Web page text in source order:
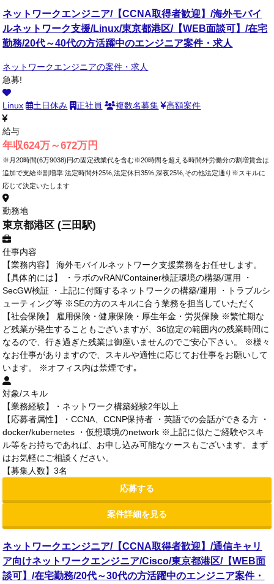
ネットワークエンジニア/【CCNA取得者歓迎】/海外モバイ
ルネットワーク支援/Linux/東京都港区/【WEB面談可】/在宅
勤務/20代～40代の方活躍中のエンジニア案件・求人
ネットワークエンジニアの案件・求人
急募!
Linux 土日休み 正社員 複数名募集 高額案件
給与
年収624万～672万円
※月20時間(6万9038)円の固定残業代を含む※20時間を超える時間外労働分の割増賃金は
追加で支給※割増率:法定時間外25%,法定休日35%,深夜25%,その他法定通り※スキルに
応じて決定いたします
勤務地
東京都港区 (三田駅)
仕事内容
【業務内容】 海外モバイルネットワーク支援業務をお任せします。
【具体的には】 ・ラボのvRAN/Container検証環境の構築/運用 ・
SecGW検証 ・上記に付随するネットワークの構築/運用 ・トラブルシ
ューティング等 ※SEの方のスキルに合う業務を担当していただく
【社会保険】 雇用保険・健康保険・厚生年金・労災保険 ※繁忙期な
ど残業が発生することもございますが、36協定の範囲内の残業時間に
なるので、行き過ぎた残業は御座いませんのでご安心下さい。 ※様々
なお仕事がありますので、スキルや適性に応じてお仕事をお願いして
います。 ※オフィス内は禁煙です｡
対象/スキル
【業務経験】・ネットワーク構築経験2年以上
【応募者属性】・CCNA、CCNP保持者 ・英語での会話ができる方 ・
docker/kubernetes ・仮想環境のnetwork ※上記に似たご経験やスキ
ル等をお持ちであれば、お申し込み可能なケースもございます。まず
はお気軽にご相談ください。
【募集人数】3名
応募する
案件詳細を見る
ネットワークエンジニア/【CCNA取得者歓迎】/通信キャリ
ア向けネットワークエンジニア/Cisco/東京都港区/【WEB面
談可】/在宅勤務/20代～30代の方活躍中のエンジニア案件・